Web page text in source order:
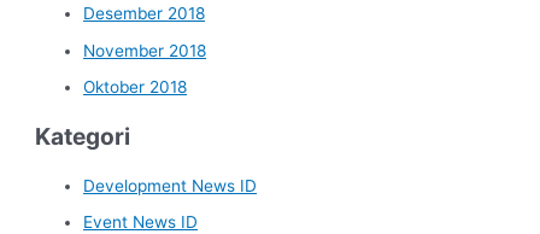
Desember 2018
November 2018
Oktober 2018
Kategori
Development News ID
Event News ID